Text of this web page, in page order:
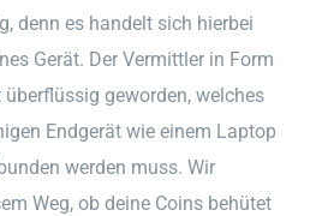
denn es handelt sich hierbei
Gerät. Der Vermittler in Form
geworden, welches
Endgerät wie einem Laptop
werden muss. Wir
Weg, ob deine Coins behütet